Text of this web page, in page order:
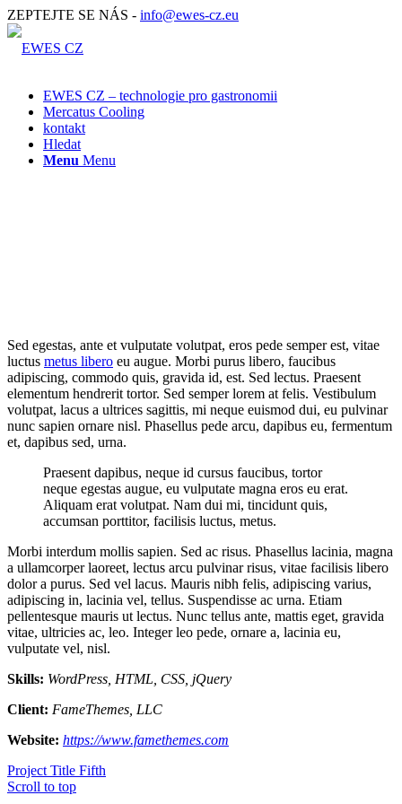
ZEPTEJTE SE NÁS - info@ewes-cz.eu
EWES CZ – technologie pro gastronomii
Mercatus Cooling
kontakt
Hledat
Menu Menu
Sed egestas, ante et vulputate volutpat, eros pede semper est, vitae
luctus metus libero eu augue. Morbi purus libero, faucibus
adipiscing, commodo quis, gravida id, est. Sed lectus. Praesent
elementum hendrerit tortor. Sed semper lorem at felis. Vestibulum
volutpat, lacus a ultrices sagittis, mi neque euismod dui, eu pulvinar
nunc sapien ornare nisl. Phasellus pede arcu, dapibus eu, fermentum
et, dapibus sed, urna.
Praesent dapibus, neque id cursus faucibus, tortor
neque egestas augue, eu vulputate magna eros eu erat.
Aliquam erat volutpat. Nam dui mi, tincidunt quis,
accumsan porttitor, facilisis luctus, metus.
Morbi interdum mollis sapien. Sed ac risus. Phasellus lacinia, magna
a ullamcorper laoreet, lectus arcu pulvinar risus, vitae facilisis libero
dolor a purus. Sed vel lacus. Mauris nibh felis, adipiscing varius,
adipiscing in, lacinia vel, tellus. Suspendisse ac urna. Etiam
pellentesque mauris ut lectus. Nunc tellus ante, mattis eget, gravida
vitae, ultricies ac, leo. Integer leo pede, ornare a, lacinia eu,
vulputate vel, nisl.
Skills: WordPress, HTML, CSS, jQuery
Client: FameThemes, LLC
Website: https://www.famethemes.com
Project Title Fifth
Scroll to top